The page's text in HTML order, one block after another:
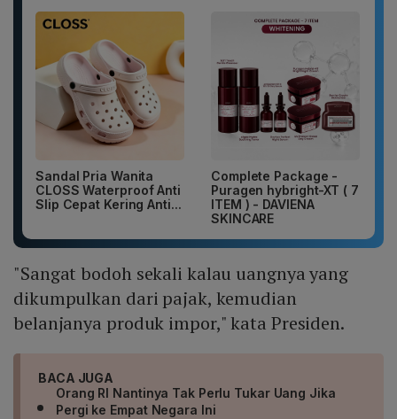
Sandal Pria Wanita
CLOSS Waterproof Anti
Slip Cepat Kering Anti...
Complete Package -
Puragen hybright-XT ( 7
ITEM ) - DAVIENA
SKINCARE
"Sangat bodoh sekali kalau uangnya yang
dikumpulkan dari pajak, kemudian
belanjanya produk impor," kata Presiden.
BACA JUGA
Orang RI Nantinya Tak Perlu Tukar Uang Jika
Pergi ke Empat Negara Ini